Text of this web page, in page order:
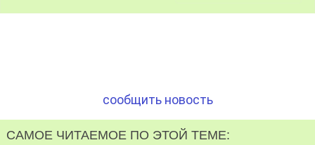
сообщить новость
САМОЕ ЧИТАЕМОЕ ПО ЭТОЙ ТЕМЕ: